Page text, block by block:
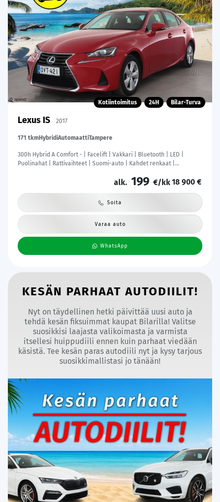
Kotiintoimitus 24H Bilar-Turva
Lexus IS 2017
171 tkmHybridiAutomaattiTampere
300h Hybrid A Comfort - | Facelift | Vakkari | Bluetooth | LED |
Puolinahat | Rattivaihteet | Suomi-auto | Kahdet renkaat |
alk. 199 €/kk18 900 €
Soita
Varaa auto
WhatsApp
KESÄN PARHAAT AUTODIILIT!
Nyt on täydellinen hetki päivittää uusi auto ja
tehdä kesän fiksuimmat kaupat Bilarilla! Valitse
suosikkisi laajasta valikoimasta ja varmista
itsellesi huippudiili ennen kuin parhaat viedään
käsistä. Tee kesän paras autodiili nyt ja kysy tarjous
suosikkimallistasi jo tänään!